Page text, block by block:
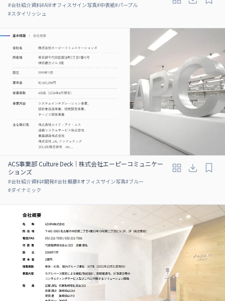
#会社紹介資料#AI#オフィスサイン写真#中表紙#パープル
#スタイリッシュ
ACS事業部 Culture Deck｜株式会社エーピーコミュニケー
ションズ
#会社紹介資料#開発#会社概要#オフィスサイン写真#ブルー
#ダイナミック